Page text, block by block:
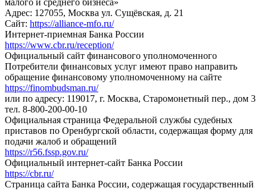
Адрес: 127055, Москва ул. Сущёвская, д. 21
Сайт: https://alliance-mfo.ru/
Интернет-приемная Банка России
https://www.cbr.ru/reception/
Официальный сайт финансового уполномоченного
Потребители финансовых услуг имеют право направить
обращение финансовому уполномоченному на сайте
https://finombudsman.ru/
или по адресу: 119017, г. Москва, Старомонетный пер., дом 3
тел. 8-800-200-00-10
Официальная страница Федеральной службы судебных
приставов по Оренбургской области, содержащая форму для
подачи жалоб и обращений
https://r56.fssp.gov.ru/
Официальный интернет-сайт Банка России
https://cbr.ru/
Страница сайта Банка России, содержащая государственный